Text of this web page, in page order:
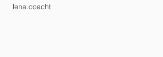
lena.coacht